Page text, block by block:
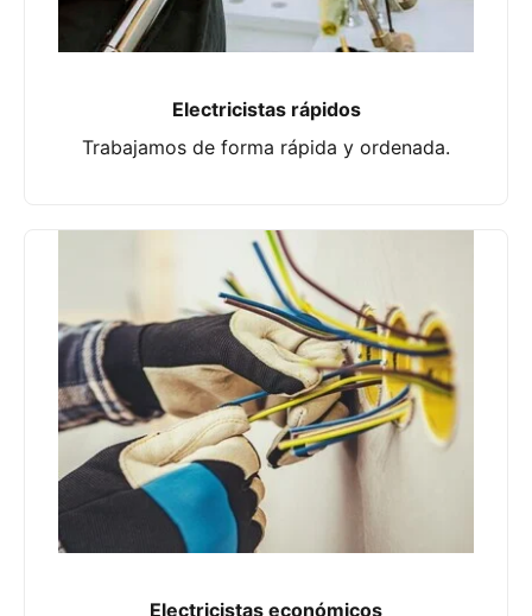
Electricistas rápidos
Trabajamos de forma rápida y ordenada.
Electricistas económicos